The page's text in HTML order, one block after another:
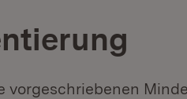
vorgeschriebenen